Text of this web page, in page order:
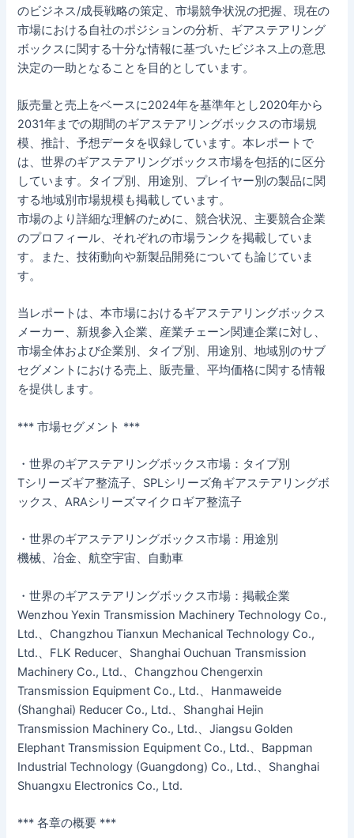
のビジネス/成長戦略の策定、市場競争状況の把握、現在の
市場における自社のポジションの分析、ギアステアリング
ボックスに関する十分な情報に基づいたビジネス上の意思
決定の一助となることを目的としています。
販売量と売上をベースに2024年を基準年とし2020年から
2031年までの期間のギアステアリングボックスの市場規
模、推計、予想データを収録しています。本レポートで
は、世界のギアステアリングボックス市場を包括的に区分
しています。タイプ別、用途別、プレイヤー別の製品に関
する地域別市場規模も掲載しています。
市場のより詳細な理解のために、競合状況、主要競合企業
のプロフィール、それぞれの市場ランクを掲載していま
す。また、技術動向や新製品開発についても論じていま
す。
当レポートは、本市場におけるギアステアリングボックス
メーカー、新規参入企業、産業チェーン関連企業に対し、
市場全体および企業別、タイプ別、用途別、地域別のサブ
セグメントにおける売上、販売量、平均価格に関する情報
を提供します。
*** 市場セグメント ***
・世界のギアステアリングボックス市場：タイプ別
Tシリーズギア整流子、SPLシリーズ角ギアステアリングボ
ックス、ARAシリーズマイクロギア整流子
・世界のギアステアリングボックス市場：用途別
機械、冶金、航空宇宙、自動車
・世界のギアステアリングボックス市場：掲載企業
Wenzhou Yexin Transmission Machinery Technology Co.,
Ltd.、Changzhou Tianxun Mechanical Technology Co.,
Ltd.、FLK Reducer、Shanghai Ouchuan Transmission
Machinery Co., Ltd.、Changzhou Chengerxin
Transmission Equipment Co., Ltd.、Hanmaweide
(Shanghai) Reducer Co., Ltd.、Shanghai Hejin
Transmission Machinery Co., Ltd.、Jiangsu Golden
Elephant Transmission Equipment Co., Ltd.、Bappman
Industrial Technology (Guangdong) Co., Ltd.、Shanghai
Shuangxu Electronics Co., Ltd.
*** 各章の概要 ***